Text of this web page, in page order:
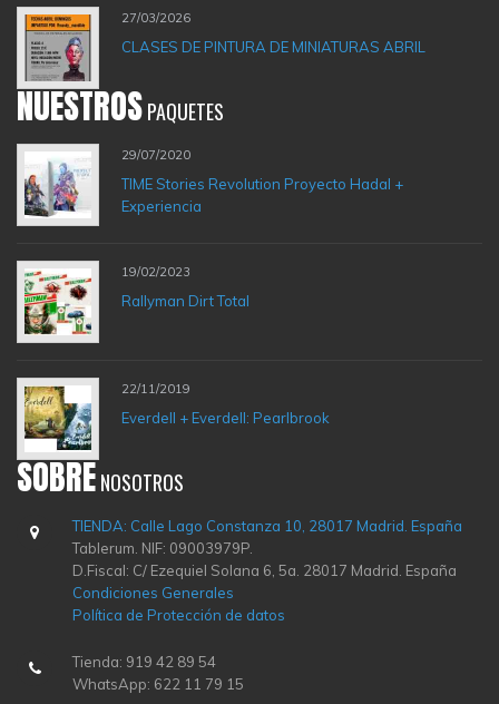
27/03/2026
CLASES DE PINTURA DE MINIATURAS ABRIL
NUESTROSPAQUETES
29/07/2020
TIME Stories Revolution Proyecto Hadal +
Experiencia
19/02/2023
Rallyman Dirt Total
22/11/2019
Everdell + Everdell: Pearlbrook
SOBRENOSOTROS
TIENDA: Calle Lago Constanza 10, 28017 Madrid. España
Tablerum. NIF: 09003979P.
D.Fiscal: C/ Ezequiel Solana 6, 5a. 28017 Madrid. España
Condiciones Generales
Política de Protección de datos
Tienda: 919 42 89 54
WhatsApp: 622 11 79 15